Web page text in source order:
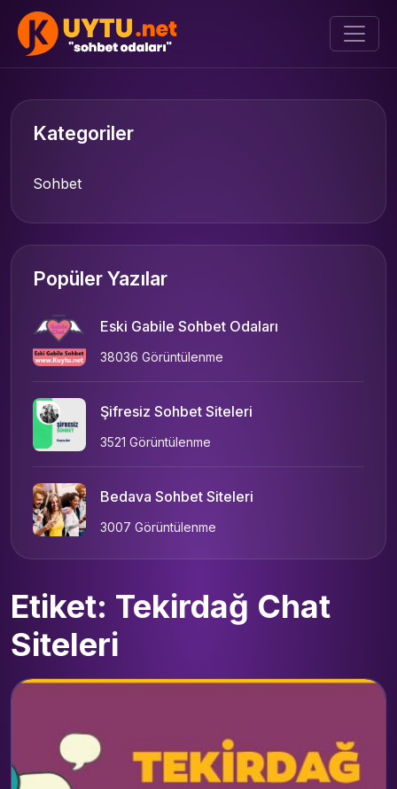
Kategoriler
Sohbet
Popüler Yazılar
Eski Gabile Sohbet Odaları
38036 Görüntülenme
Şifresiz Sohbet Siteleri
3521 Görüntülenme
Bedava Sohbet Siteleri
3007 Görüntülenme
Etiket: Tekirdağ Chat
Siteleri